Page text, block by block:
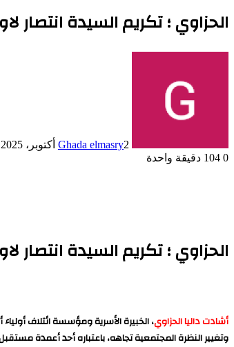
الحزاوي ؛ تكريم السيدة انتصار
Ghada elmasry2 أكتوبر، 2025
0
دقيقة واحدة
الحزاوي ؛ تكريم السيدة انتصار
أشادت داليا الحزاوي، الخبيرة الأسرية ومؤسسة ائتلاف
وتغيير النظرة المجتمعية تجاهه، باعتباره أحد أعمدة